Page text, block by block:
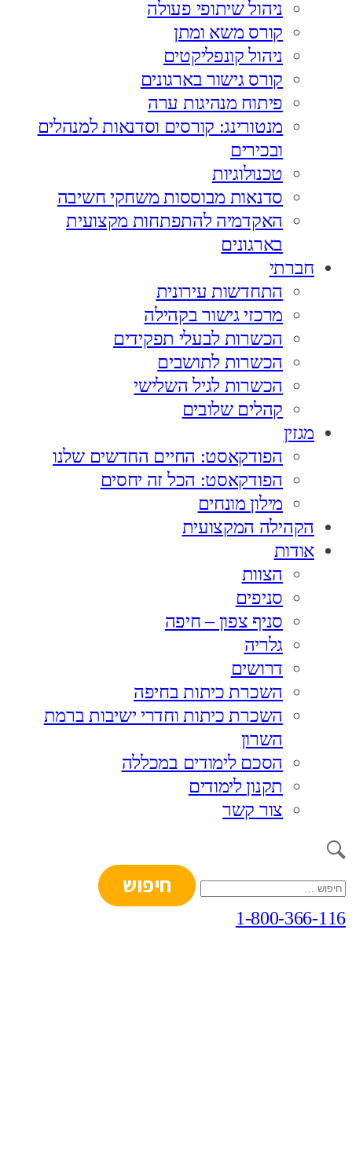
ניהול שיתופי פעולה
קורס משא ומתן
ניהול קונפליקטים
קורס גישור בארגונים
פיתוח מנהיגות ערה
מנטורינג: קורסים וסדנאות למנהלים
ובכירים
טכנולוגיות
סדנאות מבוססות משחקי חשיבה
האקדמיה להתפתחות מקצועית
בארגונים
חברתי
התחדשות עירונית
מרכזי גישור בקהילה
הכשרות לבעלי תפקידים
הכשרות לתושבים
הכשרות לגיל השלישי
קהלים שלובים
מגזין
הפודקאסט: החיים החדשים שלנו
הפודקאסט: הכל זה יחסים
מילון מונחים
הקהילה המקצועית
אודות
הצוות
סניפים
סניף צפון – חיפה
גלריה
דרושים
השכרת כיתות בחיפה
השכרת כיתות וחדרי ישיבות ברמת
השרון
הסכם לימודים במכללה
תקנון לימודים
צור קשר
חיפוש:
1-800-366-116